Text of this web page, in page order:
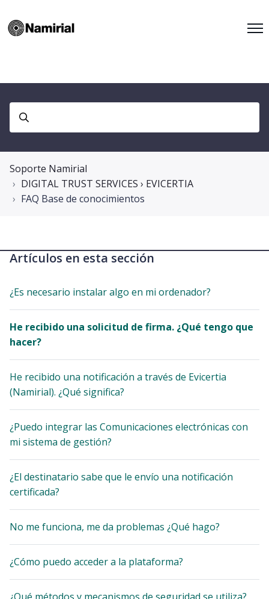
Soporte Namirial
DIGITAL TRUST SERVICES › EVICERTIA
FAQ Base de conocimientos
Artículos en esta sección
¿Es necesario instalar algo en mi ordenador?
He recibido una solicitud de firma. ¿Qué tengo que
hacer?
He recibido una notificación a través de Evicertia
(Namirial). ¿Qué significa?
¿Puedo integrar las Comunicaciones electrónicas con
mi sistema de gestión?
¿El destinatario sabe que le envío una notificación
certificada?
No me funciona, me da problemas ¿Qué hago?
¿Cómo puedo acceder a la plataforma?